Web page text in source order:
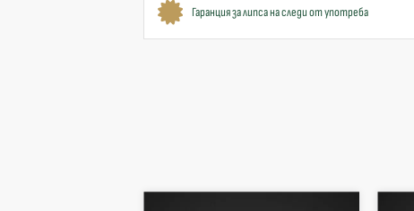
Гаранция за липса на следи от употреба